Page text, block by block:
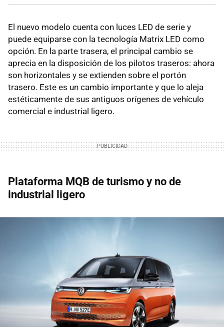
El nuevo modelo cuenta con luces LED de serie y
puede equiparse con la tecnología Matrix LED como
opción. En la parte trasera, el principal cambio se
aprecia en la disposición de los pilotos traseros: ahora
son horizontales y se extienden sobre el portón
trasero. Este es un cambio importante y que lo aleja
estéticamente de sus antiguos orígenes de vehículo
comercial e industrial ligero.
Plataforma MQB de turismo y no de
industrial ligero